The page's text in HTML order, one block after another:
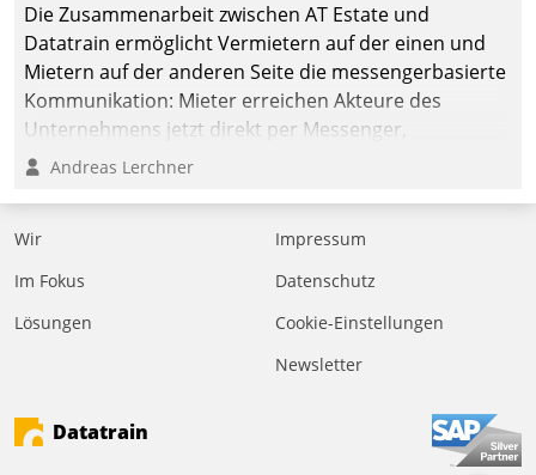
Die Zusammenarbeit zwischen AT Estate und
Datatrain ermöglicht Vermietern auf der einen und
Mietern auf der anderen Seite die messengerbasierte
Kommunikation: Mieter erreichen Akteure des
Unternehmens jetzt direkt per Messenger,
Mitarbeiter oder Dienstleister empfangen oder
Andreas Lerchner
Wir
Im Fokus
Lösungen
Impressum
Datenschutz
Cookie-Einstellungen
Newsletter
Datatrain